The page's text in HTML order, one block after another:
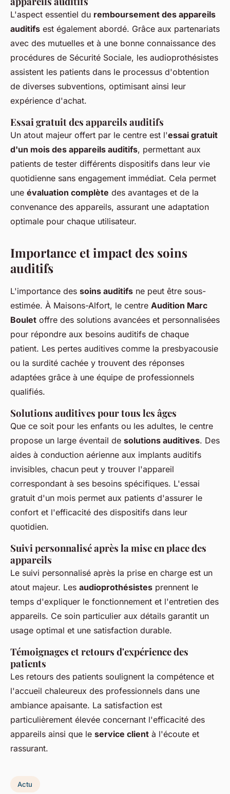
L'aspect essentiel du remboursement des appareils
auditifs est également abordé. Grâce aux partenariats
avec des mutuelles et à une bonne connaissance des
procédures de Sécurité Sociale, les audioprothésistes
assistent les patients dans le processus d'obtention
de diverses subventions, optimisant ainsi leur
expérience d'achat.
Essai gratuit des appareils auditifs
Un atout majeur offert par le centre est l'essai gratuit
d'un mois des appareils auditifs, permettant aux
patients de tester différents dispositifs dans leur vie
quotidienne sans engagement immédiat. Cela permet
une évaluation complète des avantages et de la
convenance des appareils, assurant une adaptation
optimale pour chaque utilisateur.
Importance et impact des soins
auditifs
L'importance des soins auditifs ne peut être sous-
estimée. À Maisons-Alfort, le centre Audition Marc
Boulet offre des solutions avancées et personnalisées
pour répondre aux besoins auditifs de chaque
patient. Les pertes auditives comme la presbyacousie
ou la surdité cachée y trouvent des réponses
adaptées grâce à une équipe de professionnels
qualifiés.
Solutions auditives pour tous les âges
Que ce soit pour les enfants ou les adultes, le centre
propose un large éventail de solutions auditives. Des
aides à conduction aérienne aux implants auditifs
invisibles, chacun peut y trouver l'appareil
correspondant à ses besoins spécifiques. L'essai
gratuit d'un mois permet aux patients d'assurer le
confort et l'efficacité des dispositifs dans leur
quotidien.
Suivi personnalisé après la mise en place des
appareils
Le suivi personnalisé après la prise en charge est un
atout majeur. Les audioprothésistes prennent le
temps d'expliquer le fonctionnement et l'entretien des
appareils. Ce soin particulier aux détails garantit un
usage optimal et une satisfaction durable.
Témoignages et retours d'expérience des
patients
Les retours des patients soulignent la compétence et
l'accueil chaleureux des professionnels dans une
ambiance apaisante. La satisfaction est
particulièrement élevée concernant l'efficacité des
appareils ainsi que le service client à l'écoute et
rassurant.
Actu